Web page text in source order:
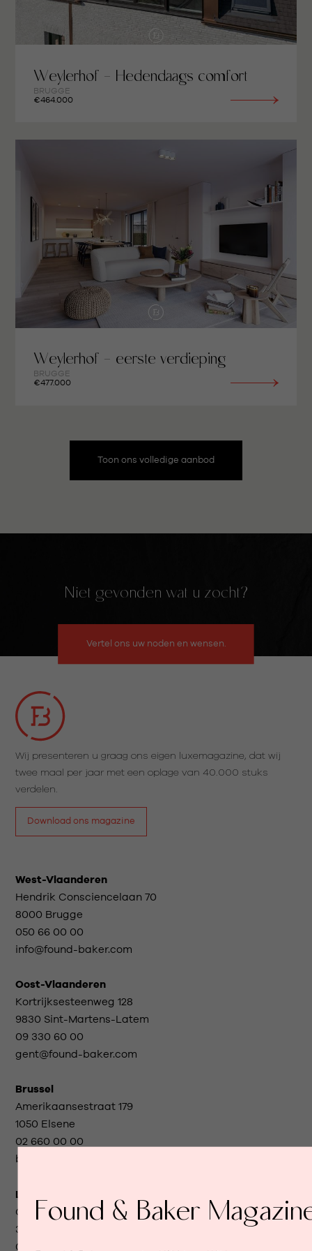
Weylerhof - Hedendaags comfort
BRUGGE
€464.000
Weylerhof - eerste verdieping
BRUGGE
€477.000
Toon ons volledige aanbod
Niet gevonden wat u zocht?
Vertel ons uw noden en wensen.
Wij presenteren u graag ons eigen luxemagazine, dat wij
twee maal per jaar met een oplage van 40.000 stuks
verdelen.
Download ons magazine
West-Vlaanderen
Hendrik Consciencelaan 70
8000 Brugge
050 66 00 00
info@found-baker.com
Oost-Vlaanderen
Kortrijksesteenweg 128
9830 Sint-Martens-Latem
09 330 60 00
gent@found-baker.com
Brussel
Amerikaansestraat 179
1050 Elsene
02 660 00 00
brussels@found-baker.com
Limburg
Guffenslaan 15
3500 Hasselt
011 96 60 00
Found & Baker